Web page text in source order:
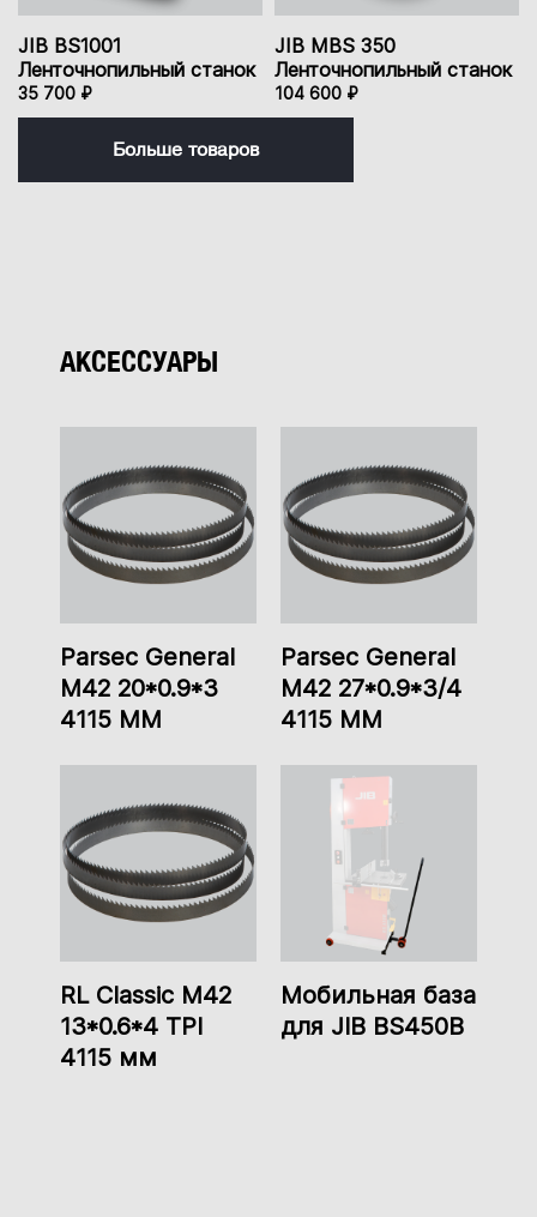
JIB BS1001
Ленточнопильный станок
35 700 ₽
JIB MBS 350
Ленточнопильный станок
104 600 ₽
Больше товаров
АКСЕССУАРЫ
Parsec General
M42 20*0.9*3
4115 MM
Parsec General
M42 27*0.9*3/4
4115 MM
RL Classic M42
13*0.6*4 TPI
4115 мм
Мобильная база
для JIB BS450B